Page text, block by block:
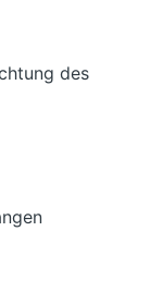
des